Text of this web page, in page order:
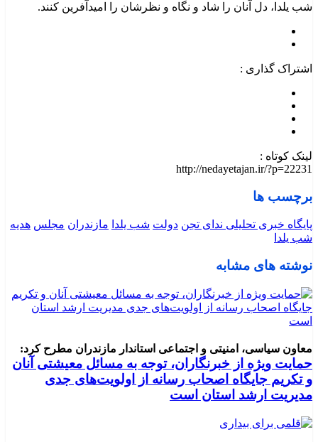
شب یلدا، دل آنان را شاد و نگاه و نظرشان را امیدآفرین کنند.
اشتراک گذاری :
لینک کوتاه :
http://nedayetajan.ir/?p=22231
برچسب ها
پایگاه خبری تحلیلی ندای تجن دولت شب یلدا مازندران مجلس هدیه
شب یلدا
نوشته های مشابه
معاون سیاسی، امنیتی و اجتماعی استاندار مازندران مطرح کرد:
حمایت ویژه از خبرنگاران، توجه به مسائل معیشتی آنان
و تکریم جایگاه اصحاب رسانه از اولویت‌های جدی
مدیریت ارشد استان است